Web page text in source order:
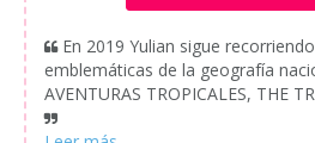
En 2019 Yulian sigue
emblemáticas de la geografía
AVENTURAS TROPICALES, THE